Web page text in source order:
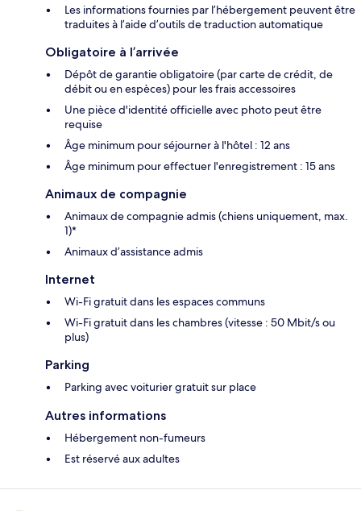
Les informations fournies par l’hébergement peuvent être
traduites à l’aide d’outils de traduction automatique
Obligatoire à l’arrivée
Dépôt de garantie obligatoire (par carte de crédit, de
débit ou en espèces) pour les frais accessoires
Une pièce d'identité officielle avec photo peut être
requise
Âge minimum pour séjourner à l'hôtel : 12 ans
Âge minimum pour effectuer l'enregistrement : 15 ans
Animaux de compagnie
Animaux de compagnie admis (chiens uniquement, max.
1)*
Animaux d’assistance admis
Internet
Wi-Fi gratuit dans les espaces communs
Wi-Fi gratuit dans les chambres (vitesse : 50 Mbit/s ou
plus)
Parking
Parking avec voiturier gratuit sur place
Autres informations
Hébergement non-fumeurs
Est réservé aux adultes